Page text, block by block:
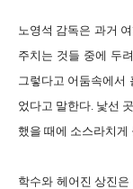
노영석 감독은 과거
주치는 것들 중에 두
그렇다고 어둠속에서
었다고 말한다. 낯선
했을 때에 소스라치게
학수와 헤어진 상진